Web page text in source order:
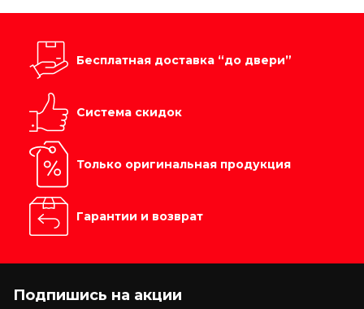
Бесплатная доставка “до двери”
Система скидок
Только оригинальная продукция
Гарантии и возврат
Подпишись на акции